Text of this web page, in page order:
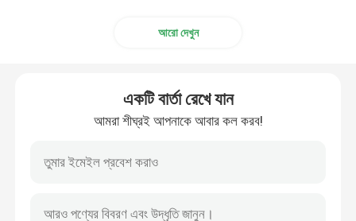
আরো দেখুন
একটি বার্তা রেখে যান
আমরা শীঘ্রই আপনাকে আবার কল করব!